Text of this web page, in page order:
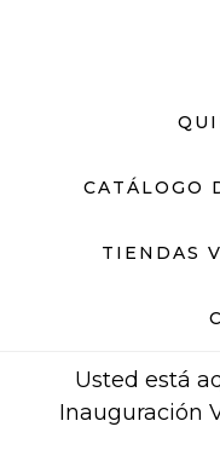
CATÁLOGO
TIENDAS
Usted está
Inauguración